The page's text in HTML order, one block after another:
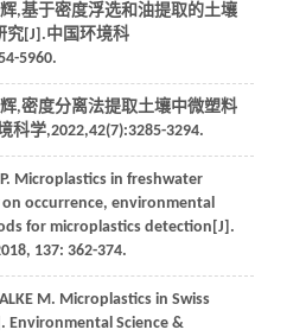
,基于密度浮选和油提取的土壤
究[J].中国环境科
5960.
,密度分离法提取土壤中微塑料
科学,2022,42(7):3285-3294.
. Microplastics in freshwater
occurrence, environmental
for microplastics detection[J].
, 137: 362-374.
M . Microplastics in Swiss
Environmental Science &